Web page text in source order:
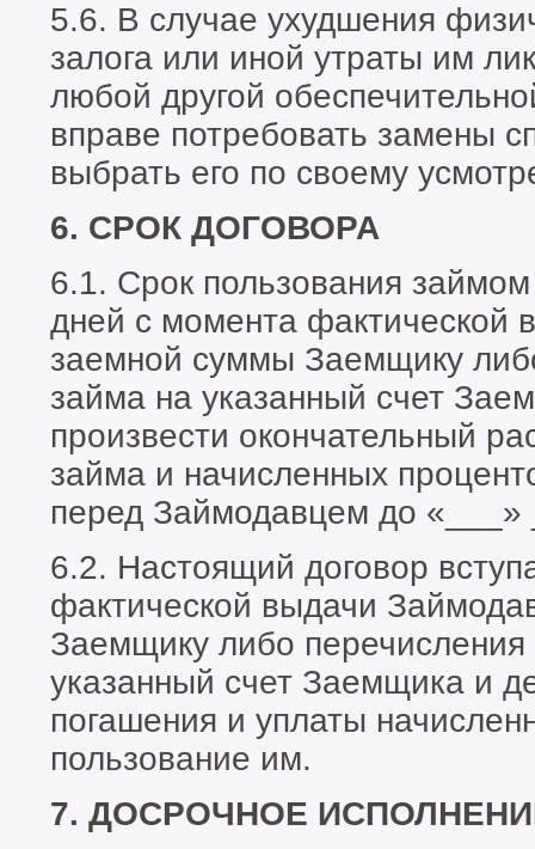
5.6. В случае ухудшения
залога или иной утраты им
любой другой
вправе потребовать замены
выбрать его по своему
6. СРОК ДОГОВОРА
6.1. Срок пользования
дней с момента фактической
заемной суммы Заемщику
займа на указанный счет
произвести окончательный
займа и начисленных
перед Займодавцем до «___»
6.2. Настоящий договор
фактической выдачи
Заемщику либо
указанный счет Заемщика и
погашения и уплаты
пользование им.
7. ДОСРОЧНОЕ